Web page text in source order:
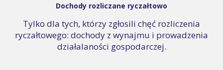
Dochody rozliczane ryczałtowo
Tylko dla tych, którzy zgłosili chęć rozliczenia
ryczałtowego: dochody z wynajmu i prowadzenia
działalaności gospodarczej.